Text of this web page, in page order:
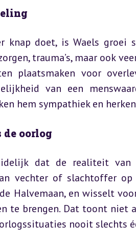
knap doet, is Waels groei
trauma’s, maar ook
plaatsmaken voor
van een
hem sympathiek en
oorlog
dat de realiteit
vechter of slachtoffer
Halvemaan, en wisselt
te brengen. Dat toont
nooit slechts